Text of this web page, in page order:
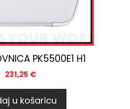
PK5500E1 H1
231,25 €
u košaricu